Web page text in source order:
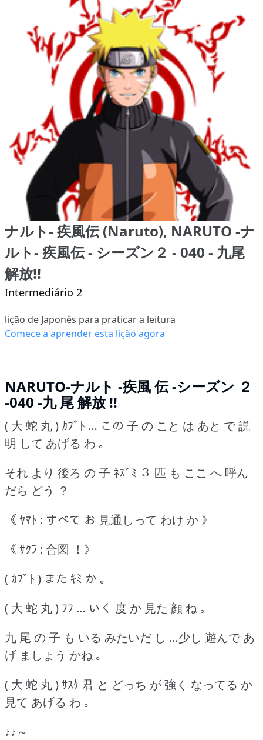
ナルト- 疾風伝 (Naruto), NARUTO -ナ
ルト- 疾風伝 - シーズン２ - 040 - 九尾
解放!!
Intermediário 2
lição de Japonês para praticar a leitura
Comece a aprender esta lição agora
NARUTO-ナルト -疾風 伝 -シーズン ２
-040 -九 尾 解放 !!
( 大 蛇 丸 ) ｶﾌﾞﾄ … この 子 の こと は あと で 説
明 して あげる わ ｡
それ より 後ろ の 子 ﾈｽﾞﾐ ３ 匹 も ここ へ 呼ん
だら どう ？
《 ﾔﾏﾄ : すべて お 見通しって わけ か 》
《 ｻｸﾗ : 合図 ！》
( ｶﾌﾞﾄ ) また ｷﾐ か ｡
( 大 蛇 丸 ) ﾌﾌ … いく 度 か 見た 顔 ね ｡
九 尾 の 子 も いる みたいだ し …少し 遊んで あ
げ ましょう かね ｡
( 大 蛇 丸 ) ｻｽｹ 君 と どっち が 強く なってる か
見て あげる わ ｡
♪♪～